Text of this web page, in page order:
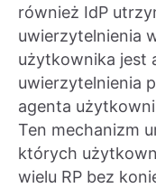
również IdP
uwierzytelnienia
użytkownika jest
uwierzytelnienia
agenta
Ten mechanizm
których
wielu RP bez